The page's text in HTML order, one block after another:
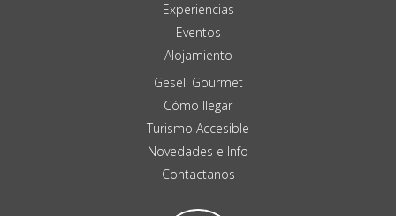
Experiencias
Eventos
Alojamiento
Gesell Gourmet
Cómo llegar
Turismo Accesible
Novedades e Info
Contactanos